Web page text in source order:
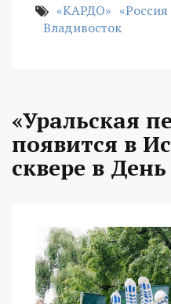
«КАРДО»
Владивосток
«Уральская
появится в
сквере в